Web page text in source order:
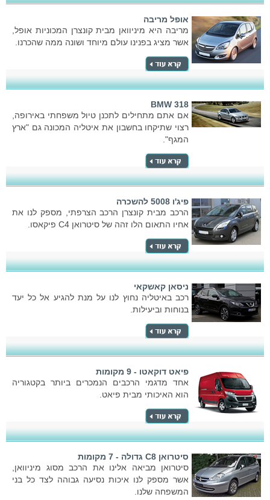
אופל מריבה
מריבה היא מיניוואן מבית קונצרן המכוניות אופל,
אשר מציג בפנינו עולם מיוחד ושונה ממה שהכרנו.
BMW 318
אם אתם מתחילים לתכנן טיול משפחתי באירופה,
רצוי שתיקחו בחשבון את איטליה המכונה גם "ארץ
המגף".
פיג'ו 5008 להשכרה
הרכב מבית קונצרן הרכב הצרפתי, מספק לנו את
אחיו התאום הלו זהה של סיטרואן C4 פיקאסו.
ניסאן קאשקאי
רכב באיטליה נחוץ לנו על מנת להגיע אל כל יעד
בנוחות וביעילות.
פיאט דוקאטו - 9 מקומות
אחד מדגמי הרכבים הנמכרים ביותר בקטגוריה
הוא האיכותי מבית פיאט.
סיטרואן C8 גדולה - 7 מקומות
סיטרואן מביאה אלינו את הרכב מסוג מיניוואן,
אשר מספק לנו איכות נסיעה גבוהה לצד כל בני
המשפחה שלנו.